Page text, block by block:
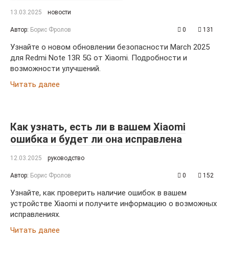
13.03.2025 новости
Автор: Борис Фролов 0 131
Узнайте о новом обновлении безопасности March 2025
для Redmi Note 13R 5G от Xiaomi. Подробности и
возможности улучшений.
Читать далее
Как узнать, есть ли в вашем Xiaomi
ошибка и будет ли она исправлена
12.03.2025 руководство
Автор: Борис Фролов 0 152
Узнайте, как проверить наличие ошибок в вашем
устройстве Xiaomi и получите информацию о возможных
исправлениях.
Читать далее